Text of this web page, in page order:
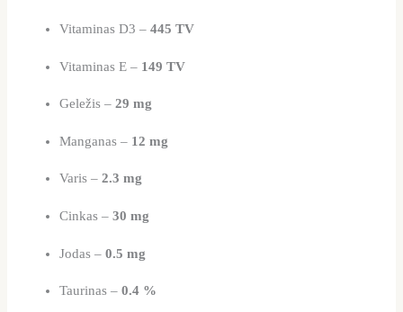
Vitaminas D3 –445 TV
Vitaminas E – 149 TV
Geležis –29 mg
Manganas – 12 mg
Varis –2.3 mg
Cinkas –30 mg
Jodas –0.5 mg
Taurinas –0.4 %